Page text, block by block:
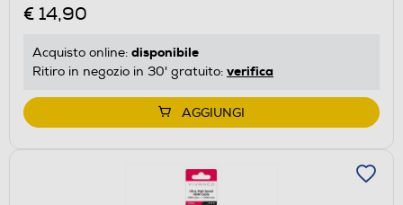
€ 14,90
Acquisto online: disponibile
Ritiro in negozio in 30' gratuito: verifica
AGGIUNGI